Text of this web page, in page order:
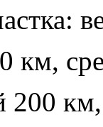
км,
200